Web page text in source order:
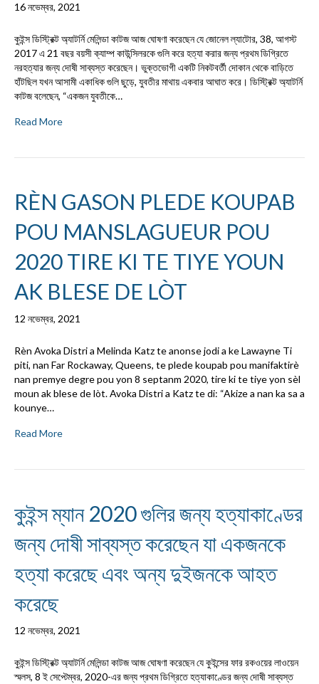
16 নভেম্বর, 2021
কুইন্স ডিস্ট্রিক্ট অ্যাটর্নি মেলিন্ডা কাটজ আজ ঘোষণা করেছেন যে জোনেল ল্যাটোর, 38, আগস্ট
2017 এ 21 বছর বয়সী ক্যাম্প কাউন্সিলরকে গুলি করে হত্যা করার জন্য প্রথম ডিগ্রিতে
নরহত্যার জন্য দোষী সাব্যস্ত করেছেন। ভুক্তভোগী একটি নিকটবর্তী দোকান থেকে বাড়িতে
হাঁটছিল যখন আসামী একাধিক গুলি ছুড়ে, যুবতীর মাথায় একবার আঘাত করে। ডিস্ট্রিক্ট অ্যাটর্নি
কাটজ বলেছেন, “একজন যুবতীকে…
Read More
RÈN GASON PLEDE KOUPAB
POU MANSLAGUEUR POU
2020 TIRE KI TE TIYE YOUN
AK BLESE DE LÒT
12 নভেম্বর, 2021
Rèn Avoka Distri a Melinda Katz te anonse jodi a ke Lawayne Ti
piti, nan Far Rockaway, Queens, te plede koupab pou manifaktirè
nan premye degre pou yon 8 septanm 2020, tire ki te tiye yon sèl
moun ak blese de lòt. Avoka Distri a Katz te di: “Akize a nan ka sa a
kounye…
Read More
কুইন্স ম্যান 2020 গুলির জন্য হত্যাকাণ্ডের
জন্য দোষী সাব্যস্ত করেছেন যা একজনকে
হত্যা করেছে এবং অন্য দুইজনকে আহত
করেছে
12 নভেম্বর, 2021
কুইন্স ডিস্ট্রিক্ট অ্যাটর্নি মেলিন্ডা কাটজ আজ ঘোষণা করেছেন যে কুইন্সের ফার রকওয়ের লাওয়েন
স্মলস, 8 ই সেপ্টেম্বর, 2020-এর জন্য প্রথম ডিগ্রিতে হত্যাকাণ্ডের জন্য দোষী সাব্যস্ত